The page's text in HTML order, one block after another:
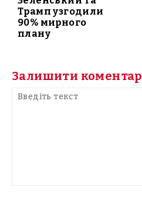
Трамп узгодили
90% мирного
плану
Залишити коментар